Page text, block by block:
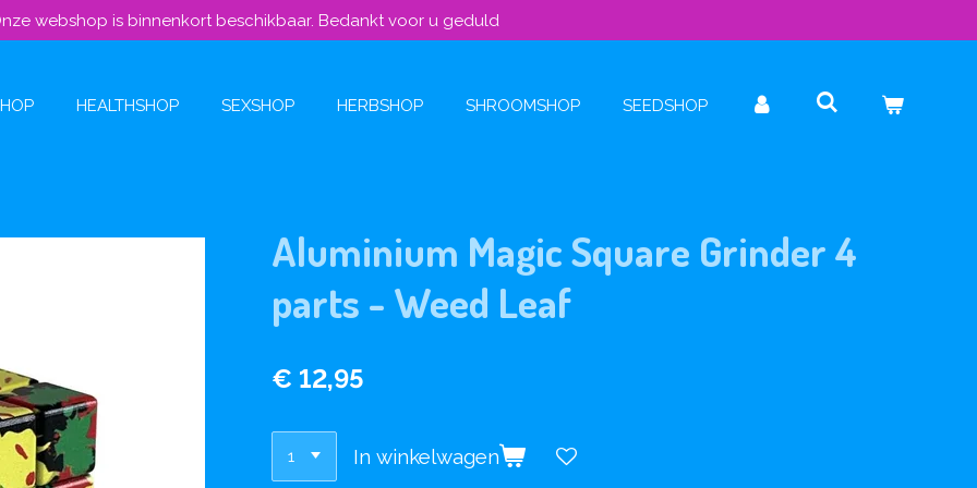
webshop is binnenkort beschikbaar. Bedankt voor u geduld
HEALTHSHOP SEXSHOP HERBSHOP SHROOMSHOP SEEDSHOP
Aluminium Magic Square Grinder 4
parts - Weed Leaf
€ 12,95
In winkelwagen